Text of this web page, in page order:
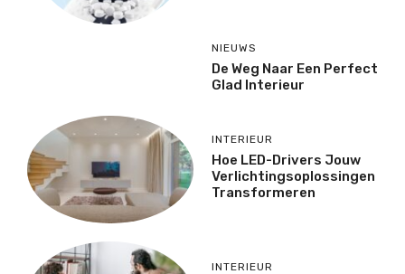
NIEUWS
De Weg Naar Een Perfect
Glad Interieur
INTERIEUR
Hoe LED-Drivers Jouw
Verlichtingsoplossingen
Transformeren
INTERIEUR